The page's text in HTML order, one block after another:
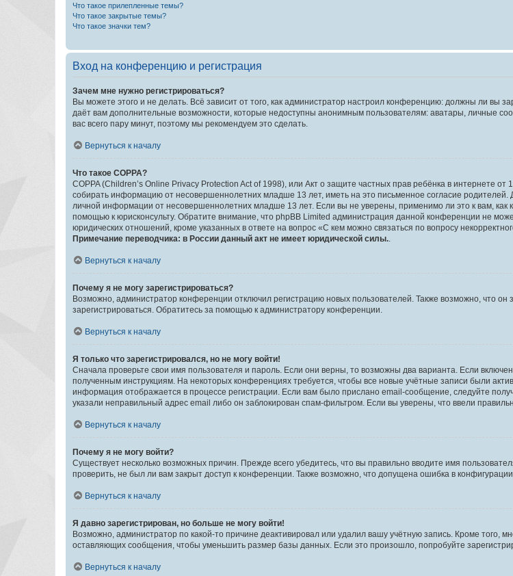
Что такое прилепленные темы?
Что такое закрытые темы?
Что такое значки тем?
Вход на конференцию и регистрация
Зачем мне нужно регистрироваться?
Вы можете этого и не делать. Всё зависит от того, как администратор настроил конференцию: должны ли вы
даёт вам дополнительные возможности, которые недоступны анонимным пользователям: аватары, личные
вас всего пару минут, поэтому мы рекомендуем это сделать.
Вернуться к началу
Что такое COPPA?
COPPA (Children’s Online Privacy Protection Act of 1998), или Акт о защите частных прав ребёнка в интернете
собирать информацию от несовершеннолетних младше 13 лет, иметь на это письменное согласие
личной информации от несовершеннолетних младше 13 лет. Если вы не уверены, применимо ли это к вам,
помощью к юрисконсульту. Обратите внимание, что phpBB Limited администрация данной конференции не
юридических отношений, кроме указанных в ответе на вопрос «С кем можно связаться по вопросу
Примечание переводчика: в России данный акт не имеет юридической силы.
Вернуться к началу
Почему я не могу зарегистрироваться?
Возможно, администратор конференции отключил регистрацию новых пользователей. Также возможно, что
зарегистрироваться. Обратитесь за помощью к администратору конференции.
Вернуться к началу
Я только что зарегистрировался, но не могу войти!
Сначала проверьте свои имя пользователя и пароль. Если они верны, то возможны два варианта. Если
полученным инструкциям. На некоторых конференциях требуется, чтобы все новые учётные записи были
информация отображается в процессе регистрации. Если вам было прислано email-сообщение, следуйте
указали неправильный адрес email либо он заблокирован спам-фильтром. Если вы уверены, что ввели
Вернуться к началу
Почему я не могу войти?
Существует несколько возможных причин. Прежде всего убедитесь, что вы правильно вводите имя
проверить, не был ли вам закрыт доступ к конференции. Также возможно, что допущена ошибка в
Вернуться к началу
Я давно зарегистрирован, но больше не могу войти!
Возможно, администратор по какой-то причине деактивировал или удалил вашу учётную запись. Кроме того,
оставляющих сообщения, чтобы уменьшить размер базы данных. Если это произошло, попробуйте
Вернуться к началу